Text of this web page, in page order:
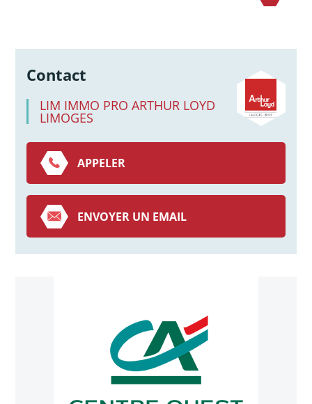
Contact
LIM IMMO PRO ARTHUR LOYD
LIMOGES
APPELER
ENVOYER UN EMAIL